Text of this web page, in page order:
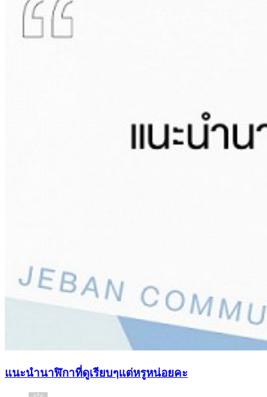
แนะนำนาฬิกาที่ดูเรียบๆแต่หรูหน่อยคะ